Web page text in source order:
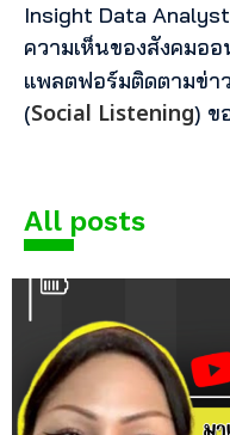
Insight Data
ความเห็นของสังคมอ
แพลตฟอร์มติดตามข่า
(Social Listening) ข
All posts